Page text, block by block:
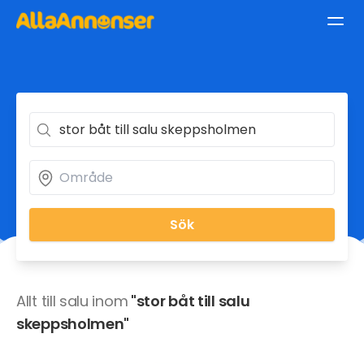
Sök
Allt till salu inom "stor båt till salu
skeppsholmen"